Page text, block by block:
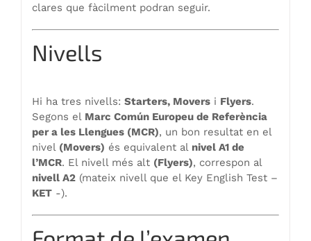
clares que fàcilment podran seguir.
Nivells
Hi ha tres nivells: Starters, Movers i Flyers.
Segons el Marc Común Europeu de Referència
per a les Llengues (MCR), un bon resultat en el
nivel (Movers) és equivalent al nivel A1 de
l’MCR. El nivell més alt (Flyers), correspon al
nivell A2 (mateix nivell que el Key English Test –
KET -).